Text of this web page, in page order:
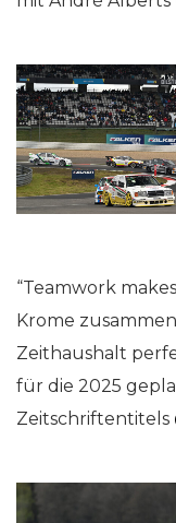
“Teamwork
Krome
Zeithaushalt
für die 2025
Zeitschriftentitels